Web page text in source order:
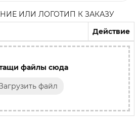
ИЛИ ЛОГОТИП К ЗАКАЗУ
Действие
файлы сюда
файл